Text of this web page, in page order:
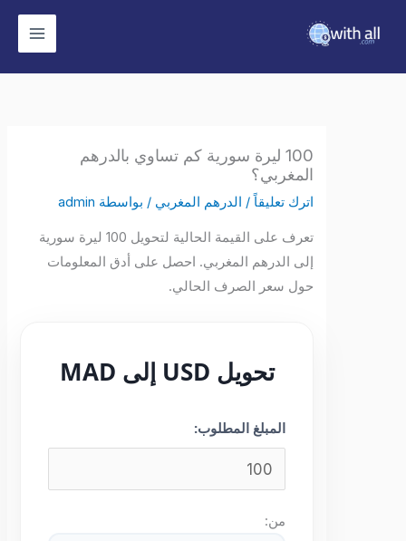
100 ليرة سورية كم تساوي بالدرهم
المغربي؟
اترك تعليقاً /الدرهم المغربي/ بواسطة admin
تعرف على القيمة الحالية لتحويل 100 ليرة سورية
إلى الدرهم المغربي. احصل على أدق المعلومات
حول سعر الصرف الحالي.
تحويل USD إلى MAD
المبلغ المطلوب: